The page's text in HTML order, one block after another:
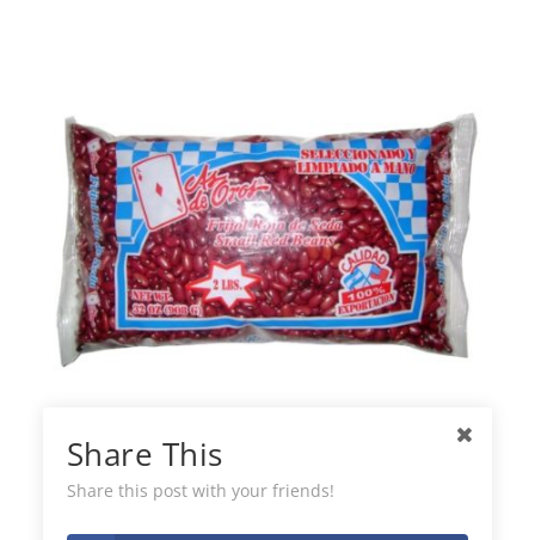
As de Oros Frijol Rojo de Seda
Share This
Share this post with your friends!